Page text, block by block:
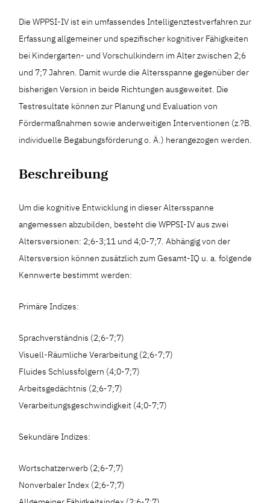
Die WPPSI-IV ist ein umfassendes Intelligenztestverfahren zur
Erfassung allgemeiner und spezifischer kognitiver Fähigkeiten
bei Kindergarten- und Vorschulkindern im Alter zwischen 2;6
und 7;7 Jahren. Damit wurde die Altersspanne gegenüber der
bisherigen Version in beide Richtungen ausgeweitet. Die
Testresultate können zur Planung und Evaluation von
Fördermaßnahmen sowie anderweitigen Interventionen (z.?B.
individuelle Begabungsförderung o. Ä.) herangezogen werden.
Beschreibung
Um die kognitive Entwicklung in dieser Altersspanne
angemessen abzubilden, besteht die WPPSI-IV aus zwei
Altersversionen: 2;6-3;11 und 4;0-7;7. Abhängig von der
Altersversion können zusätzlich zum Gesamt-IQ u. a. folgende
Kennwerte bestimmt werden:
Primäre Indizes:
Sprachverständnis (2;6-7;7)
Visuell-Räumliche Verarbeitung (2;6-7;7)
Fluides Schlussfolgern (4;0-7;7)
Arbeitsgedächtnis (2;6-7;7)
Verarbeitungsgeschwindigkeit (4;0-7;7)
Sekundäre Indizes:
Wortschatzerwerb (2;6-7;7)
Nonverbaler Index (2;6-7;7)